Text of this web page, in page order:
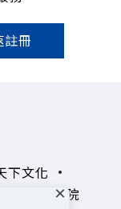
註冊
下文化
導影響力學院
×